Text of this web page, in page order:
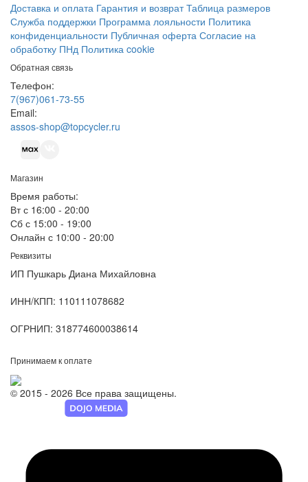
Доставка и оплата Гарантия и возврат Таблица размеров
Служба поддержки Программа лояльности Политика
конфиденциальности Публичная оферта Согласие на
обработку ПНд Политика cookie
Обратная связь
Телефон:
7(967)061-73-55
Email:
assos-shop@topcycler.ru
Магазин
Время работы:
Вт с 16:00 - 20:00
Сб с 15:00 - 19:00
Онлайн с 10:00 - 20:00
Реквизиты
ИП Пушкарь Диана Михайловна
ИНН/КПП: 110111078682
ОГРНИП: 318774600038614
Принимаем к оплате
© 2015 - 2026 Все права защищены.